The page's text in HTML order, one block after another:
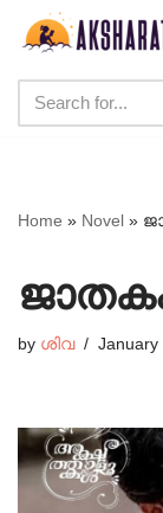
content
Home » Novel »
by ശിവ January